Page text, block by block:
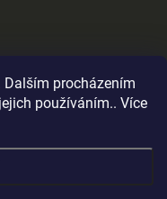
procházením
používáním.. Více